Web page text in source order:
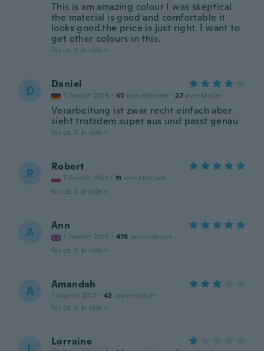
This is am amazing colour I was skeptical
the material is good and comfortable it
looks good.the price is just right. I want to
get other colours in this.
for ca. 5 år siden
D Daniel
Tilmeldt 2018 · 65 anmeldelser · 27 overførsler
Verarbeitung ist zwar recht einfach aber
sieht trotzdem super aus und passt genau
for ca. 5 år siden
R Robert
Tilmeldt 2021 · 11 anmeldelser
for ca. 5 år siden
A Ann
Tilmeldt 2015 · 478 anmeldelser
for ca. 5 år siden
A Amandah
Tilmeldt 2017 · 42 anmeldelser
for ca. 5 år siden
Lorraine